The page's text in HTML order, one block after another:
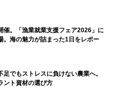
催。「漁業就業支援フェア2026」に
。海の魅力が詰まった1日をレポー
足でもストレスに負けない農業へ。
ント資材の選び方